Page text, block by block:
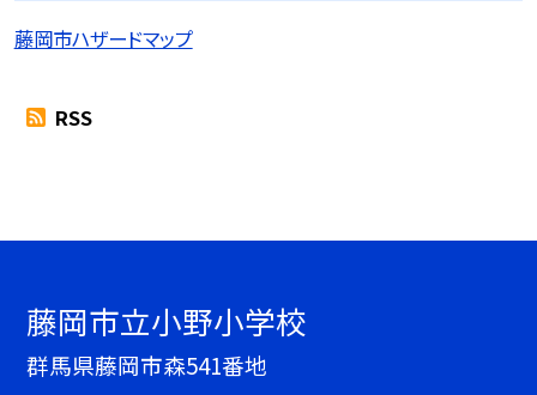
藤岡市ハザードマップ
RSS
藤岡市立小野小学校
群馬県藤岡市森541番地